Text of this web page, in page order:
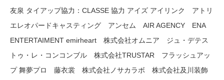
友泉 タイアップ協力：CLASSE 協力 アイズ アイリンク アトリ
エレオパードキャスティング アンセム AIR AGENCY ENA
ENTERTAIMENT emirheart 株式会社オムニア ジュ・デテス
トゥ・レ・コンコンブル 株式会社TRUSTAR フラッシュアッ
プ 舞夢プロ 藤衣裳 株式会社ノサカラボ 株式会社及川装飾